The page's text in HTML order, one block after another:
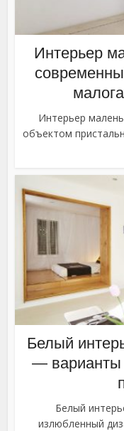
Интерьер
Интерьер
объектом
Белый
— варианты
Белый
излюбленный